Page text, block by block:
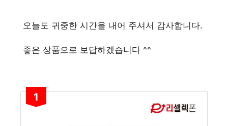
오늘도 귀중한 시간을 내어 주셔서 감사합니다.
좋은 상품으로 보답하겠습니다 ^^
1